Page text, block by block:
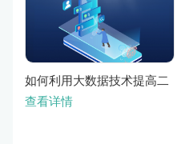
如何利用大数据技术提高二
手手机市场的销售效率？
查看详情